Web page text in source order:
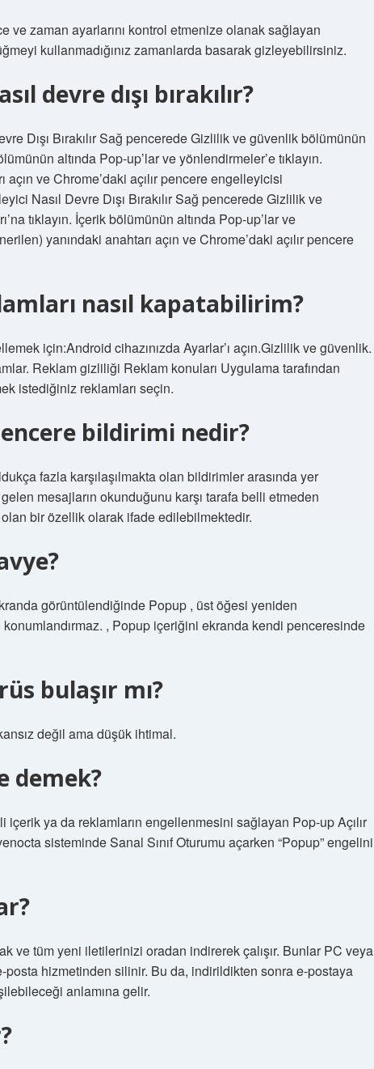
ve zaman ayarlarını kontrol etmenize olanak sağlayan
kullanmadığınız zamanlarda basarak gizleyebilirsiniz.
devre dışı bırakılır?
Dışı Bırakılır Sağ pencerede Gizlilik ve güvenlik bölümünün
altında Pop-up’lar ve yönlendirmeler’e tıklayın.
ve Chrome’daki açılır pencere engelleyicisi
Nasıl Devre Dışı Bırakılır Sağ pencerede Gizlilik ve
tıklayın. İçerik bölümünün altında Pop-up’lar ve
yanındaki anahtarı açın ve Chrome’daki açılır pencere
nasıl kapatabilirim?
için:Android cihazınızda Ayarlar’ı açın.Gizlilik ve güvenlik.
Reklam gizliliği Reklam konuları Uygulama tarafından
istediğiniz reklamları seçin.
bildirimi nedir?
fazla karşılaşılmakta olan bildirimler arasında yer
mesajların okunduğunu karşı tarafa belli etmeden
bir özellik olarak ifade edilebilmektedir.
görüntülendiğinde Popup , üst öğesi yeniden
konumlandırmaz. , Popup içeriğini ekranda kendi penceresinde
bulaşır mı?
değil ama düşük ihtimal.
demek?
ya da reklamların engellenmesini sağlayan Pop-up Açılır
sisteminde Sanal Sınıf Oturumu açarken “Popup” engelini
ve tüm yeni iletilerinizi oradan indirerek çalışır. Bunlar PC veya
posta hizmetinden silinir. Bu da, indirildikten sonra e-postaya
anlamına gelir.